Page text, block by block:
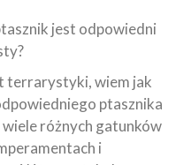
jest odpowiedni
terrarystyki, wiem jak
ptasznika
różnych gatunków
i